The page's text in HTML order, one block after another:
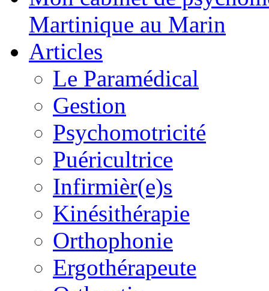
Martinique au Marin
Articles
Le Paramédical
Gestion
Psychomotricité
Puéricultrice
Infirmièr(e)s
Kinésithérapie
Orthophonie
Ergothérapeute